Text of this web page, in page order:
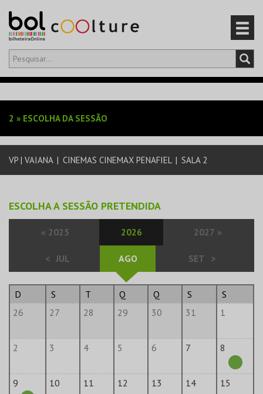
Olá,iniciar sessão
EVENTOS
CARTÕES
2 » ESCOLHA DA SESSÃO
VP | VAIANA | CINEMAS CINEMAX PENAFIEL | SALA 2
ESCOLHA A SESSÃO PRETENDIDA
« 2025 2026 2027 »
< JUL AGO SET >
D S T Q Q S
S
26
27 28 29 30 31 1
2 3 4 5 6 7 8
9 10 11 12 13 14 15